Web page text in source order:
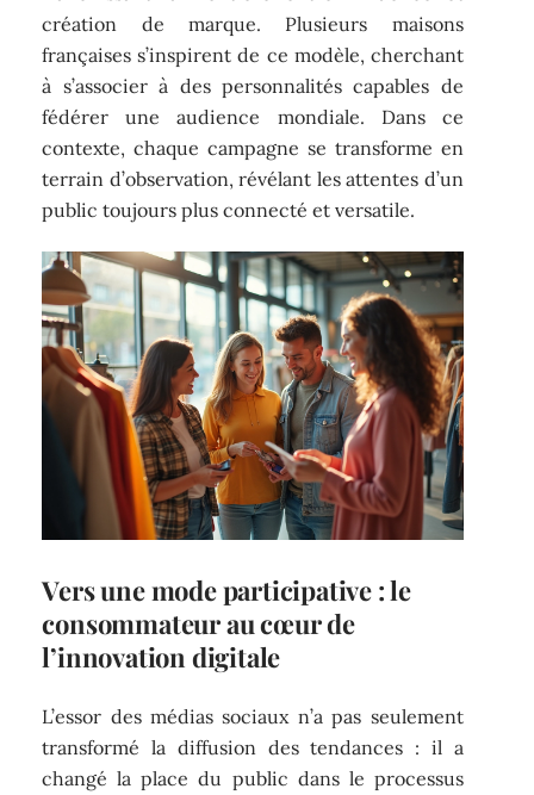
création de marque. Plusieurs maisons
françaises s’inspirent de ce modèle, cherchant
à s’associer à des personnalités capables de
fédérer une audience mondiale. Dans ce
contexte, chaque campagne se transforme en
terrain d’observation, révélant les attentes d’un
public toujours plus connecté et versatile.
Vers une mode participative : le
consommateur au cœur de
l’innovation digitale
L’essor des médias sociaux n’a pas seulement
transformé la diffusion des tendances : il a
changé la place du public dans le processus